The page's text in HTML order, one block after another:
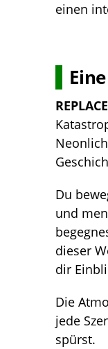
einen
Du
und
dieser
dir
Die
jede
spürst.